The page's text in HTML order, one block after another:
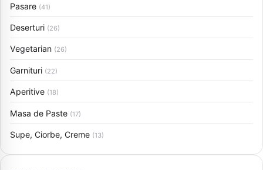
Pasare (41)
Deserturi (26)
Vegetarian (26)
Garnituri (22)
Aperitive (18)
Masa de Paste (17)
Supe, Ciorbe, Creme (13)